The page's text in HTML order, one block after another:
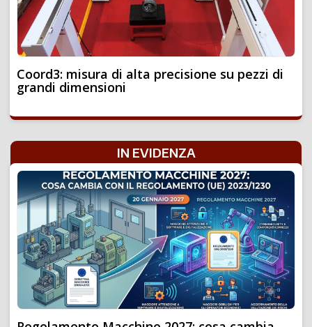
Coord3: misura di alta precisione su pezzi di
grandi dimensioni
IN EVIDENZA